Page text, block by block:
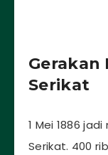
Gerakan
Serikat
1 Mei 1886
Serikat. 400